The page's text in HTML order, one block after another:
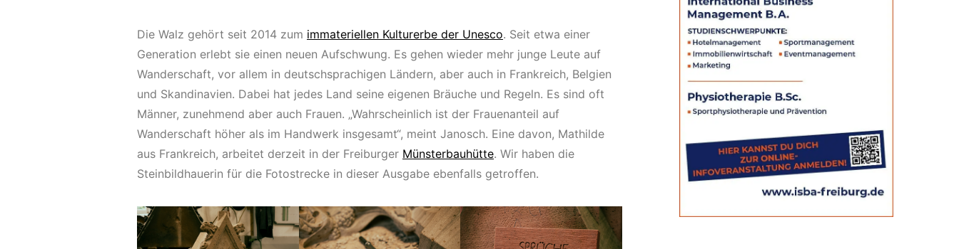
Die Walz gehört seit 2014 zum immateriellen Kulturerbe der Unesco. Seit etwa einer
Generation erlebt sie einen neuen Aufschwung. Es gehen wieder mehr junge Leute auf
Wanderschaft, vor allem in deutschsprachigen Ländern, aber auch in Frankreich, Belgien
und Skandinavien. Dabei hat jedes Land seine eigenen Bräuche und Regeln. Es sind oft
Männer, zunehmend aber auch Frauen. „Wahrscheinlich ist der Frauenanteil auf
Wanderschaft höher als im Handwerk insgesamt“, meint Janosch. Eine davon, Mathilde
aus Frankreich, arbeitet derzeit in der Freiburger Münsterbauhütte. Wir haben die
Steinbildhauerin für die Fotostrecke in dieser Ausgabe ebenfalls getroffen.